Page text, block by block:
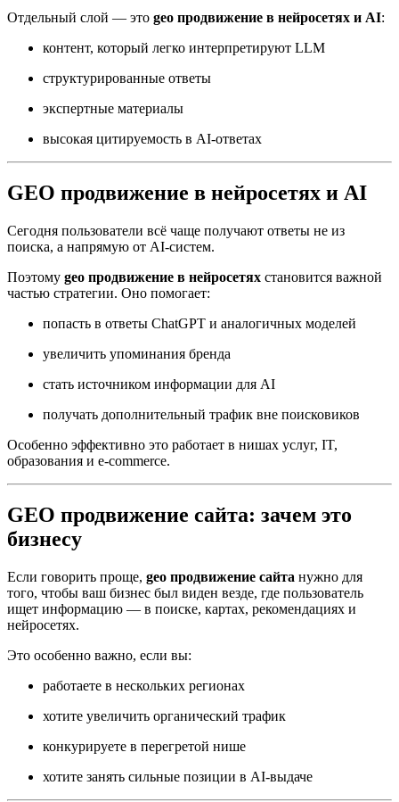
Отдельный слой — это geo продвижение в нейросетях и AI:
контент, который легко интерпретируют LLM
структурированные ответы
экспертные материалы
высокая цитируемость в AI-ответах
GEO продвижение в нейросетях и AI
Сегодня пользователи всё чаще получают ответы не из
поиска, а напрямую от AI-систем.
Поэтому geo продвижение в нейросетях становится важной
частью стратегии. Оно помогает:
попасть в ответы ChatGPT и аналогичных моделей
увеличить упоминания бренда
стать источником информации для AI
получать дополнительный трафик вне поисковиков
Особенно эффективно это работает в нишах услуг, IT,
образования и e-commerce.
GEO продвижение сайта: зачем это
бизнесу
Если говорить проще, geo продвижение сайта нужно для
того, чтобы ваш бизнес был виден везде, где пользователь
ищет информацию — в поиске, картах, рекомендациях и
нейросетях.
Это особенно важно, если вы:
работаете в нескольких регионах
хотите увеличить органический трафик
конкурируете в перегретой нише
хотите занять сильные позиции в AI-выдаче